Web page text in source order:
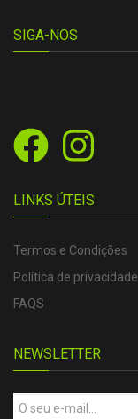
SIGA-NOS
LINKS ÚTEIS
Termos e Condições
Política de privacidade
FAQS
NEWSLETTER